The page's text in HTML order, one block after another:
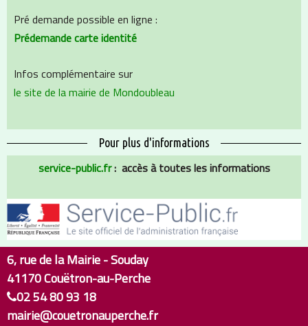
Pré demande possible en ligne :
Prédemande carte identité
Infos complémentaire sur
le site de la mairie de Mondoubleau
Pour plus d'informations
service-public.fr: accès à toutes les informations
6, rue de la Mairie - Souday
41170 Couëtron-au-Perche
02 54 80 93 18
mairie@couetronauperche.fr